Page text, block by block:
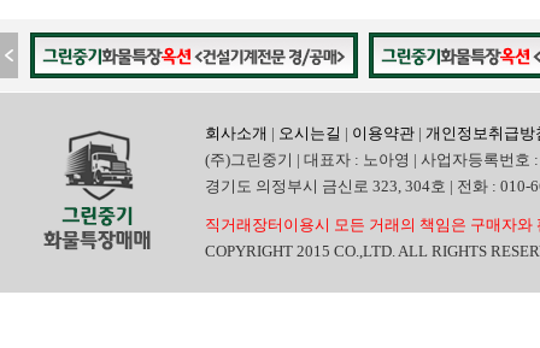
회사소개 | 오시는길 | 이용약관 | 개인정보취급방
(주)그린중기 | 대표자 : 노아영 | 사업자등록번호
경기도 의정부시 금신로 323, 304호 | 전화 :
직거래장터이용시 모든 거래의 책임은 구매자
COPYRIGHT 2015 CO.,LTD. ALL RIGHTS